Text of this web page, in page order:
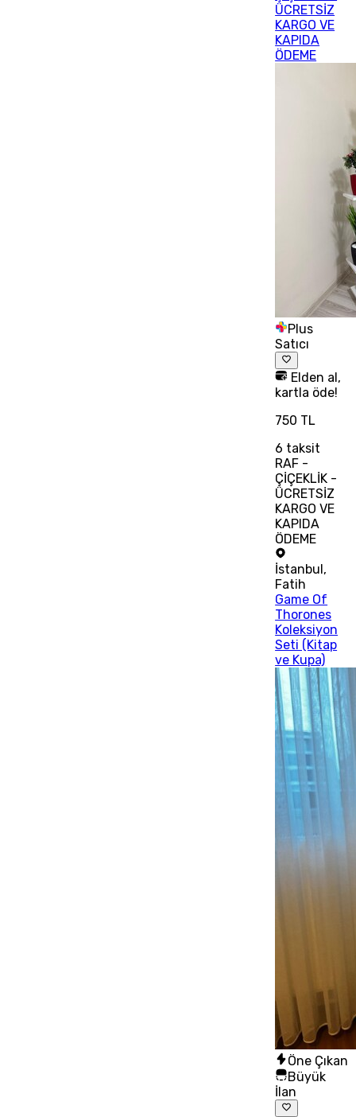
ÜCRETSİZ
KARGO VE
KAPIDA
ÖDEME
Plus
Satıcı
Elden al,
kartla öde!
750 TL
6 taksit
RAF -
ÇİÇEKLİK -
ÜCRETSİZ
KARGO VE
KAPIDA
ÖDEME
İstanbul,
Fatih
Game Of
Thorones
Koleksiyon
Seti (Kitap
ve Kupa)
Öne Çıkan
Büyük
İlan